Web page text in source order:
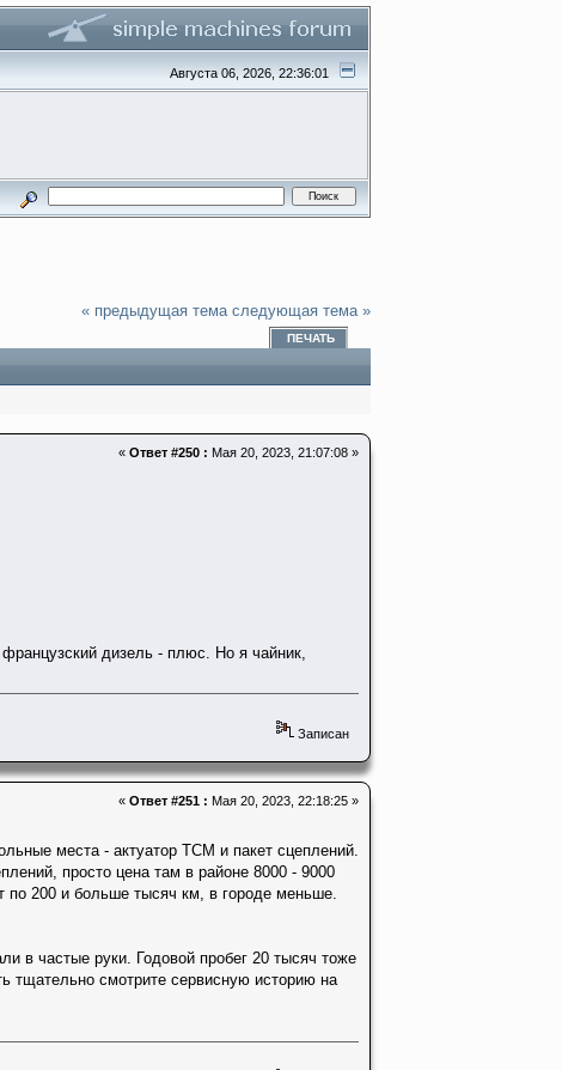
Августа 06, 2026, 22:36:01
« предыдущая тема следующая тема »
ПЕЧАТЬ
« Ответ #250 : Мая 20, 2023, 21:07:08 »
дизель - плюс. Но я чайник,
Записан
« Ответ #251 : Мая 20, 2023, 22:18:25 »
места - актуатор ТСМ и пакет сцеплений.
просто цена там в районе 8000 - 9000
200 и больше тысяч км, в городе меньше.
в частые руки. Годовой пробег 20 тысяч тоже
тщательно смотрите сервисную историю на